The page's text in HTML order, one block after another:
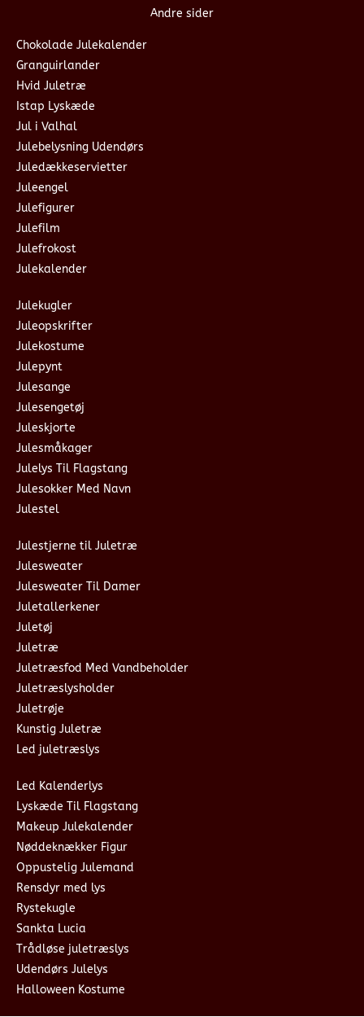
Andre sider
Chokolade Julekalender
Granguirlander
Hvid Juletræ
Istap Lyskæde
Jul i Valhal
Julebelysning Udendørs
Juledækkeservietter
Juleengel
Julefigurer
Julefilm
Julefrokost
Julekalender
Julekugler
Juleopskrifter
Julekostume
Julepynt
Julesange
Julesengetøj
Juleskjorte
Julesmåkager
Julelys Til Flagstang
Julesokker Med Navn
Julestel
Julestjerne til Juletræ
Julesweater
Julesweater Til Damer
Juletallerkener
Juletøj
Juletræ
Juletræsfod Med Vandbeholder
Juletræslysholder
Juletrøje
Kunstig Juletræ
Led juletræslys
Led Kalenderlys
Lyskæde Til Flagstang
Makeup Julekalender
Nøddeknækker Figur
Oppustelig Julemand
Rensdyr med lys
Rystekugle
Sankta Lucia
Trådløse juletræslys
Udendørs Julelys
Halloween Kostume